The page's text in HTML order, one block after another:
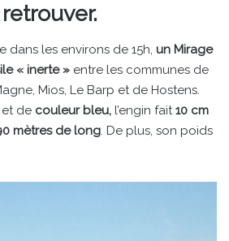
dans les environs de 15h, un Mirage
« inerte » entre les communes de
Mios, Le Barp et de Hostens.
de couleur bleu, l’engin fait10 cm
mètres de long. De plus, son poids